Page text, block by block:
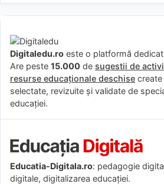
Digitaledu.ro este o platformă
Are peste 15.000 de sugestii de
resurse educaționale deschise
selectate, revizuite și validate de
educației.
Educatia-Digitala.ro: pedagogie
digitale, digitalizarea educației.